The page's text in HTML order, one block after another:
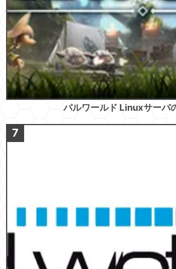
パルワールド Linuxサーバ